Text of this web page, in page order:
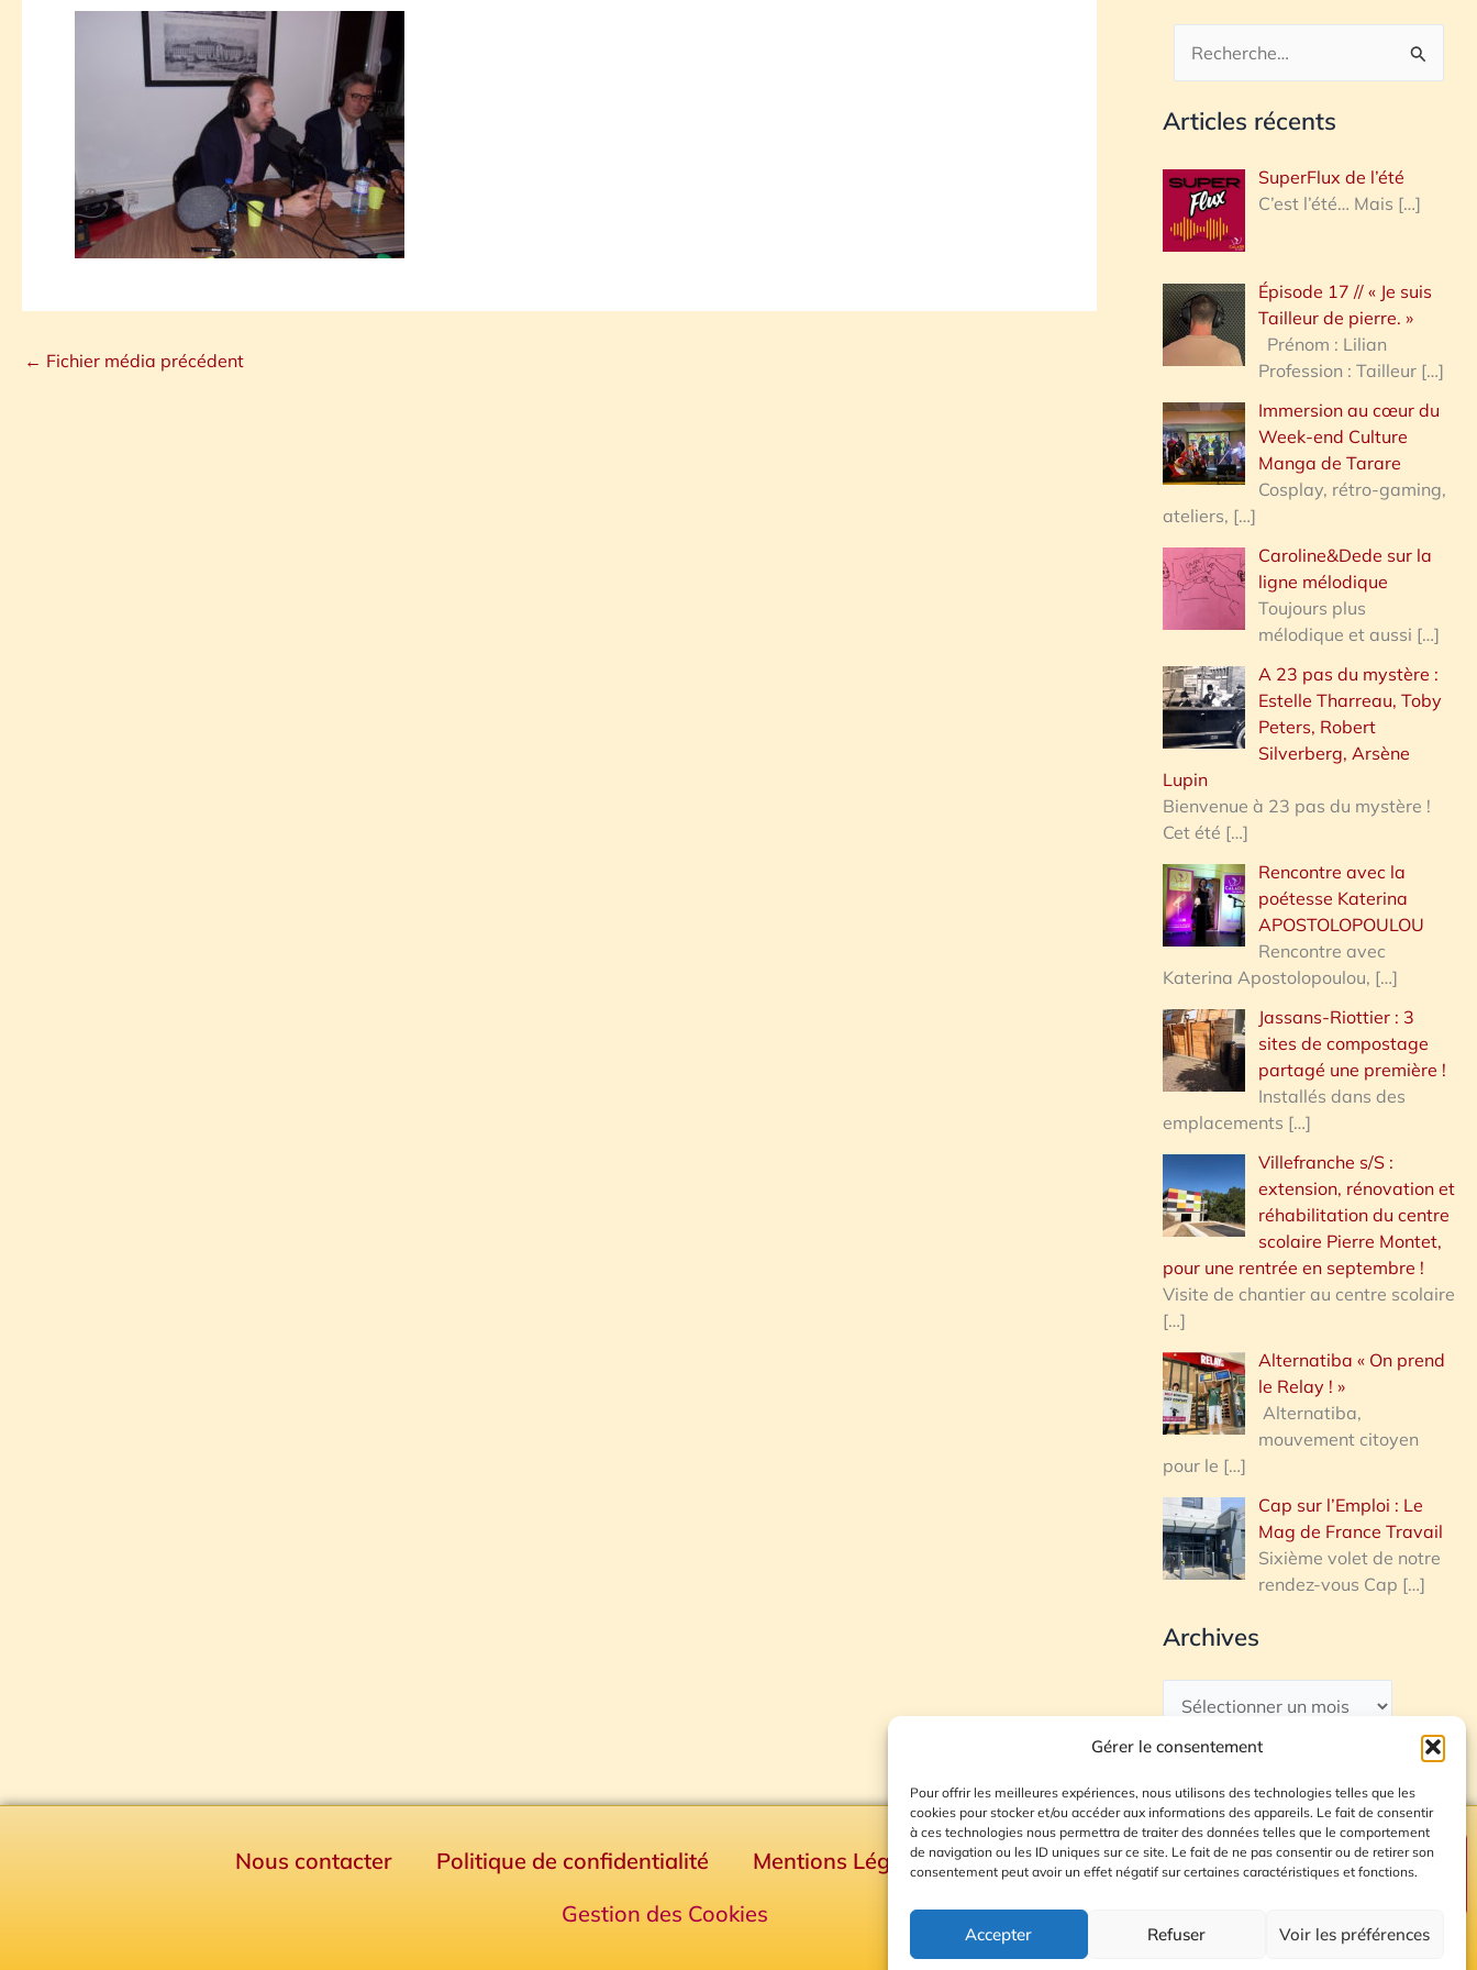
Gérer le consentement
Pour offrir les meilleures expériences, nous utilisons des technologies telles que les
cookies pour stocker et/ou accéder aux informations des appareils. Le fait de consentir
à ces technologies nous permettra de traiter des données telles que le comportement
de navigation ou les ID uniques sur ce site. Le fait de ne pas consentir ou de retirer son
consentement peut avoir un effet négatif sur certaines caractéristiques et fonctions.
Accepter Refuser Voir les préférences
← Fichier média précédent
c
h
r
h
e
:
Articles récents
SuperFlux de l’été
C’est l’été… Mais […]
Épisode 17 // « Je suis
Tailleur de pierre. »
Prénom : Lilian
Profession : Tailleur […]
Immersion au cœur du
Week-end Culture
Manga de Tarare
Cosplay, rétro-gaming,
ateliers, […]
Caroline&Dede sur la
ligne mélodique
Toujours plus
mélodique et aussi […]
A 23 pas du mystère :
Estelle Tharreau, Toby
Peters, Robert
Silverberg, Arsène
Lupin
Bienvenue à 23 pas du mystère !
Cet été […]
Rencontre avec la
poétesse Katerina
APOSTOLOPOULOU
Rencontre avec
Katerina Apostolopoulou, […]
Jassans-Riottier : 3
sites de compostage
partagé une première !
Installés dans des
emplacements […]
Villefranche s/S :
extension, rénovation et
réhabilitation du centre
scolaire Pierre Montet,
pour une rentrée en septembre !
Visite de chantier au centre scolaire
[…]
Alternatiba « On prend
le Relay ! »
Alternatiba,
mouvement citoyen
pour le […]
Cap sur l’Emploi : Le
Mag de France Travail
Sixième volet de notre
rendez-vous Cap […]
Archives
Nous contacter Politique de confidentialité Mentions Légales
Plan du site
Gestion des Cookies